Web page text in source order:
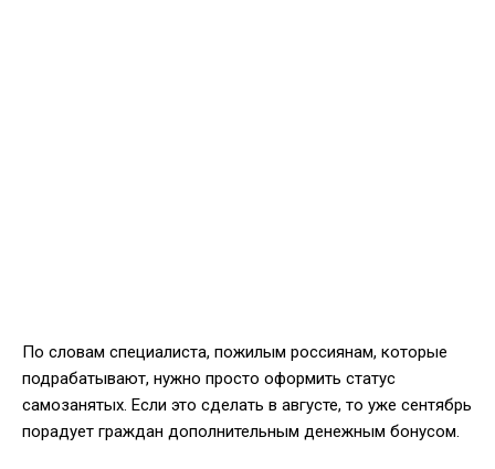
По словам специалиста, пожилым россиянам, которые
подрабатывают, нужно просто оформить статус
самозанятых. Если это сделать в августе, то уже сентябрь
порадует граждан дополнительным денежным бонусом.